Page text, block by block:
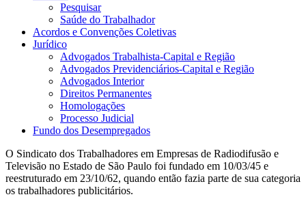
Pesquisar
Saúde do Trabalhador
Acordos e Convenções Coletivas
Jurídico
Advogados Trabalhista-Capital e Região
Advogados Previdenciários-Capital e Região
Advogados Interior
Direitos Permanentes
Homologações
Processo Judicial
Fundo dos Desempregados
O Sindicato dos Trabalhadores em Empresas de Radiodifusão e
Televisão no Estado de São Paulo foi fundado em 10/03/45 e
reestruturado em 23/10/62, quando então fazia parte de sua categoria
os trabalhadores publicitários.